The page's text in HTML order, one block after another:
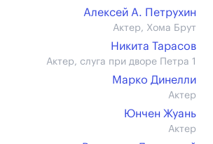
Алексей А. Петрухин
Актер, Хома Брут
Никита Тарасов
Актер, слуга при дворе Петра 1
Марко Динелли
Актер
Юнчен Жуань
Актер